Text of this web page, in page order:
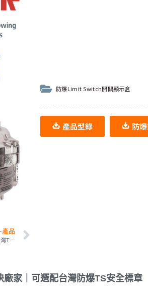
產品
ALS-30防爆限位開關盒/ALS30專精台灣TS防爆
防爆Limit Switch開關顯示盒
產品型錄 防
家｜可選配台灣防爆TS安全標章